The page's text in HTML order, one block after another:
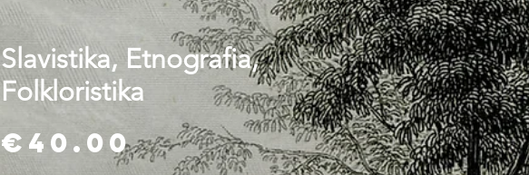
Slavistika, Etnografia,
Folkloristika
€40.00Price